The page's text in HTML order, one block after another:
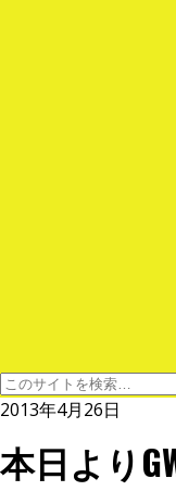
2013年4月26日
本日より